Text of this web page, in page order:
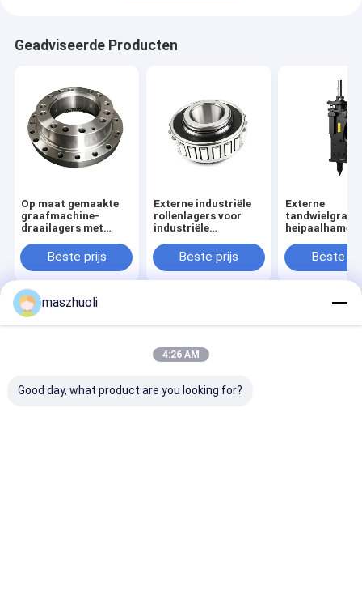
Geadviseerde Producten
Op maat gemaakte
graafmachine-
draailagers met
optimale prestaties
Beste prijs
Externe industriële
rollenlagers voor
industriële
maatBeste prijs
Externe
heipaalhamer
paalinstallatie
Beste
ons
ons
Site
Sitemap
Privacybeleid
Reserved.
maszhuoli
4:26 AM
Good day, what product are you looking for?